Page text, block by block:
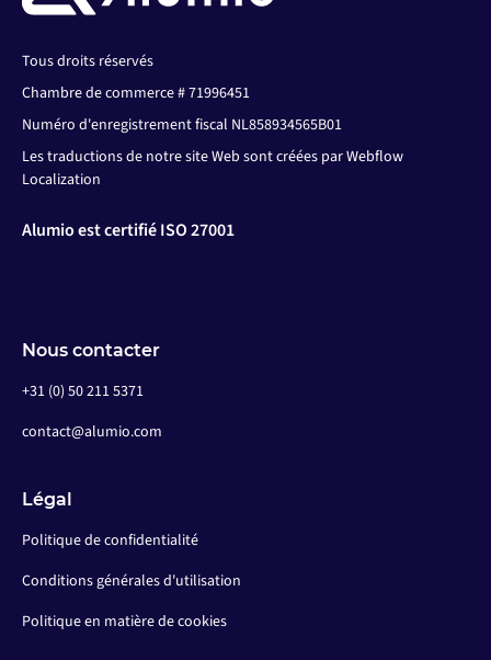
Tous droits réservés
Chambre de commerce # 71996451
Numéro d'enregistrement fiscal NL858934565B01
Les traductions de notre site Web sont créées par Webflow
Localization
Alumio est certifié ISO 27001
Nous contacter
+31 (0) 50 211 5371
contact@alumio.com
Légal
Politique de confidentialité
Conditions générales d'utilisation
Politique en matière de cookies